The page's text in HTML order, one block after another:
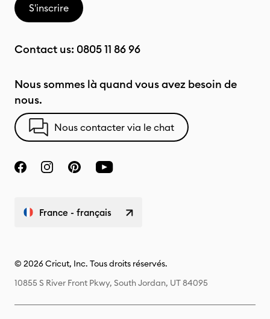
S'inscrire
Contact us: 0805 11 86 96
Nous sommes là quand vous avez besoin de
nous.
Nous contacter via le chat
France - français
© 2026 Cricut, Inc. Tous droits réservés.
10855 S River Front Pkwy, South Jordan, UT 84095